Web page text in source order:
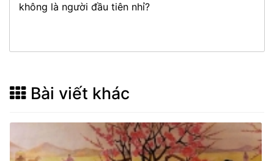
không là người đầu tiên nhỉ?
Bài viết khác